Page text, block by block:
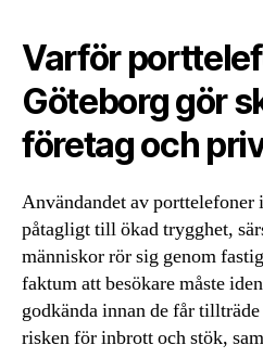
Varför
Göteborg gör
företag och
Användandet av
påtagligt till ökad trygghet,
människor rör sig genom
faktum att besökare måste
godkända innan de får
risken för inbrott och stök,